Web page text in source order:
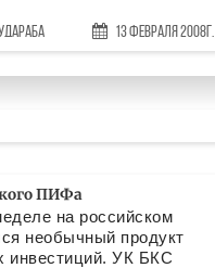
13 Февраля 2008г.
ПИФа
на российском
необычный продукт
инвестиций. УК БКС